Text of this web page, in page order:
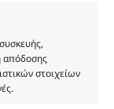
απόδοσης
στοιχείων
τα
Οι